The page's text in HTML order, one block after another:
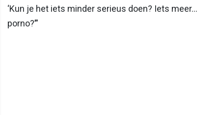
‘Kun je het iets minder serieus doen? Iets meer…
porno?’”